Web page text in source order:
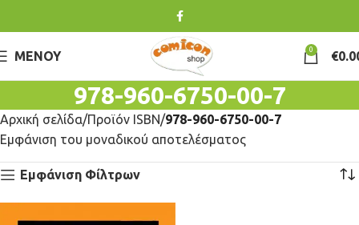
ΜΕΝΟΎ 0 €
978-960-6750-00-7
Αρχική σελίδα Προϊόν ISBN 978-960-6750-00-7
Εμφάνιση του μοναδικού αποτελέσματος
Εμφάνιση Φίλτρων